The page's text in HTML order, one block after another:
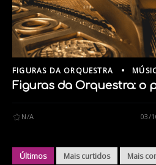
FIGURAS DA ORQUESTRA
Figuras da Orquestra: o
N/A 03/
Últimos Mais curtidos Mais